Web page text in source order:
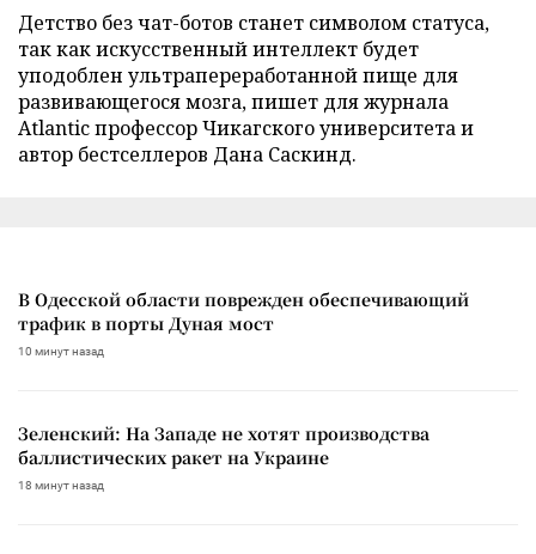
Детство без чат-ботов станет символом статуса,
так как искусственный интеллект будет
уподоблен ультрапереработанной пище для
развивающегося мозга, пишет для журнала
Atlantic профессор Чикагского университета и
автор бестселлеров Дана Саскинд.
В Одесской области поврежден обеспечивающий
трафик в порты Дуная мост
10 минут назад
Зеленский: На Западе не хотят производства
баллистических ракет на Украине
18 минут назад